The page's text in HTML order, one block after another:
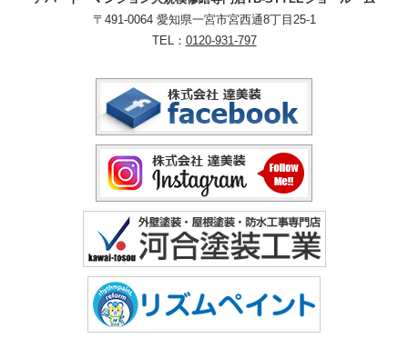
〒491-0064 愛知県一宮市宮西通8丁目25-1
TEL： 0120-931-797